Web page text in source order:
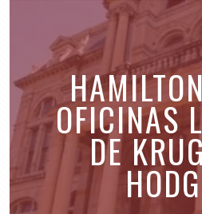
OFICINAS
DE